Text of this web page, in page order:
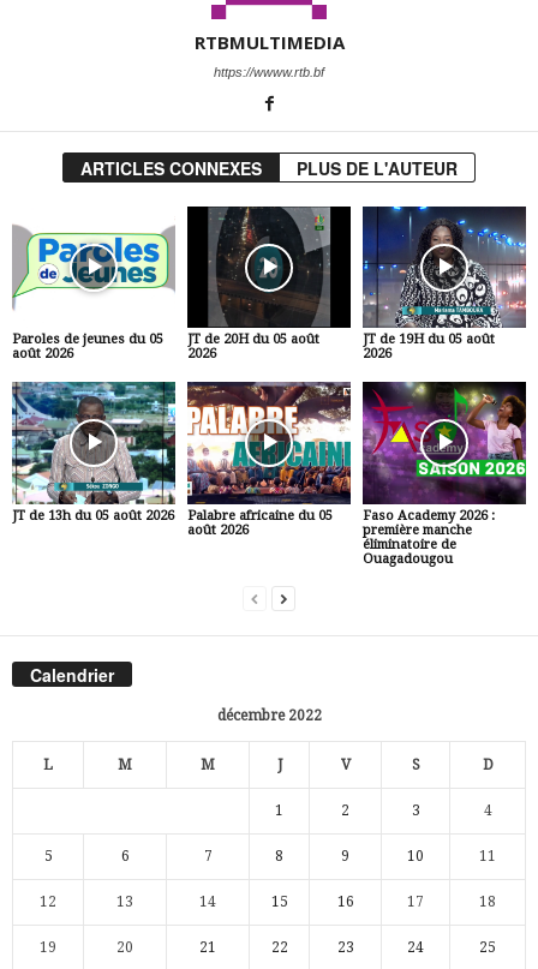
RTBMULTIMEDIA
https://wwww.rtb.bf
ARTICLES CONNEXES PLUS DE L'AUTEUR
Paroles de jeunes du 05
août 2026
JT de 20H du 05 août
2026
JT de 19H du 05 août
2026
JT de 13h du 05 août 2026
Palabre africaine du 05
août 2026
Faso Academy 2026 :
première manche
éliminatoire de
Ouagadougou
Calendrier
décembre 2022
L M M J V S D
1 2 3 4
5 6 7 8 9 10 11
12 13 14 15 16 17 18
19 20 21 22 23 24 25